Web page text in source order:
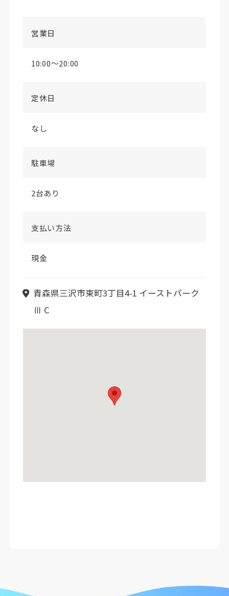
営業日
10:00〜20:00
定休日
なし
駐車場
2台あり
支払い方法
現金
青森県三沢市東町3丁目4-1 イーストパーク
Ⅲ C